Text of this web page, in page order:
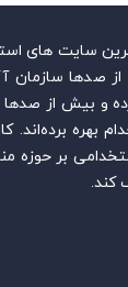
سایت‌ های
صدها سازمان
و بیش از
بهره
بر حوزه
کند.